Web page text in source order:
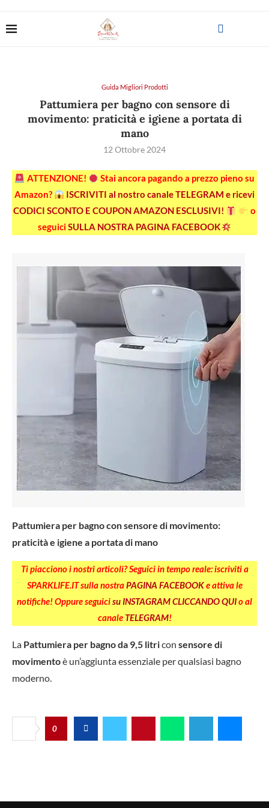
Guida Migliori Prodotti
Pattumiera per bagno con sensore di
movimento: praticità e igiene a portata di
mano
12 Ottobre 2024
ATTENZIONE!
Stai ancora pagando a prezzo pieno su
Amazon?
ISCRIVITI al nostro canale TELEGRAM e ricevi
CODICI SCONTO E COUPON AMAZON ESCLUSIVI!
o
seguiciSULLA NOSTRA PAGINA FACEBOOK
Pattumiera per bagno con sensore di movimento:
praticità e igiene a portata di mano
Ti piacciono i nostri articoli? Seguici in tempo reale: iscriviti a
SPARKLIFE.IT sulla nostraPAGINA FACEBOOKe attiva le
notifiche! Oppure seguicisu INSTAGRAM CLICCANDO QUIo al
canale TELEGRAM!
La Pattumiera per bagno da 9,5 litricon sensore di
movimentoè un’aggiunta essenziale per qualsiasi bagno
moderno.
0